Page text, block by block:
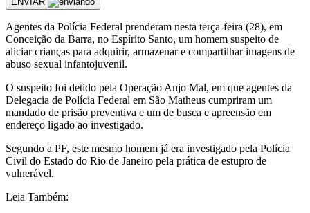
Agentes da Polícia Federal prenderam nesta terça-feira (28), em
Conceição da Barra, no Espírito Santo, um homem suspeito de
aliciar crianças para adquirir, armazenar e compartilhar imagens de
abuso sexual infantojuvenil.
O suspeito foi detido pela Operação Anjo Mal, em que agentes da
Delegacia de Polícia Federal em São Matheus cumpriram um
mandado de prisão preventiva e um de busca e apreensão em
endereço ligado ao investigado.
Segundo a PF, este mesmo homem já era investigado pela Polícia
Civil do Estado do Rio de Janeiro pela prática de estupro de
vulnerável.
Leia Também: